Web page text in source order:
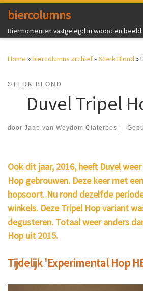
Ga naar inhoud
biercolumns
Biermomenten vastgelegd in woord en beeld
Home »biercolumns archief»Sterk Blond »
STERK BLOND
Duvel Tripel
door Jaap van Weydom Claterbos
Ook dit jaar, 2016, heeft Duvel
Hop gebrouwen. Deze keer met
hopsoort. Nu rond dezelfde
winkels. Deze Tripel Hop variant
degusteren. Totaal weer anders
Hop uit 2015.
Tijdelijk 'Experimental Hop